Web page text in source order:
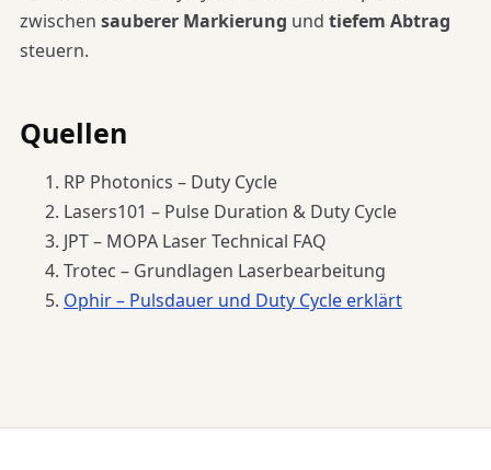
zwischen sauberer Markierung und tiefem Abtrag
steuern.
Quellen
RP Photonics – Duty Cycle
Lasers101 – Pulse Duration & Duty Cycle
JPT – MOPA Laser Technical FAQ
Trotec – Grundlagen Laserbearbeitung
Ophir – Pulsdauer und Duty Cycle erklärt